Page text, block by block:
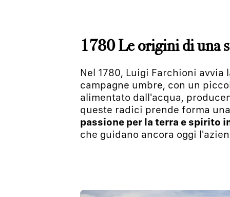
1780 Le origini di una
Nel 1780, Luigi Farchioni avvia
campagne umbre, con un
alimentato dall'acqua,
queste radici prende forma
passione per la terra e spirito
che guidano ancora oggi